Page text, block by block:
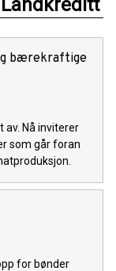
bærekraftige
av. Nå inviterer
som går foran
for bønder